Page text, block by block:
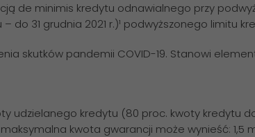
de minimis kredytu odnawialnego przy
do 31 grudnia 2021 r.)¹ podwyższonego limitu
skutków pandemii COVID-19. Stanowi
udzielanego kredytu (80 proc. kwoty kredytu do
maksymalna kwota gwarancji może wynieść: